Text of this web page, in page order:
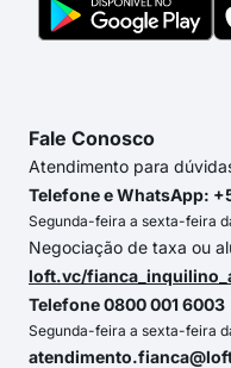
Fale Conosco
Atendimento para
Telefone e WhatsApp:
Segunda-feira a sexta-feira
Negociação de taxa ou
loft.vc/
Telefone 0800 001 6003
Segunda-feira a sexta-feira